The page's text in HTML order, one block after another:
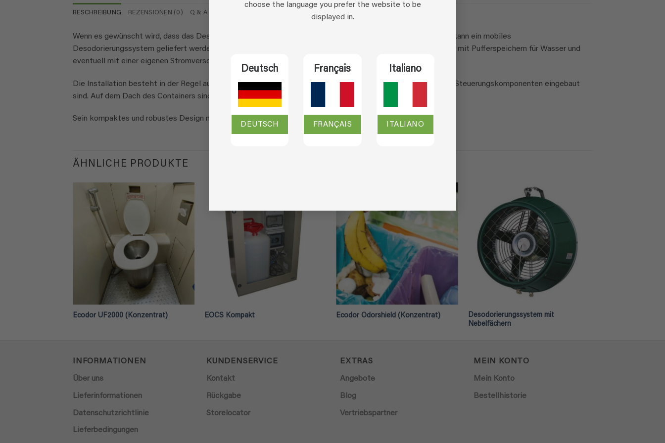
choose the language you prefer the website to be
displayed in.
Deutsch
DEUTSCH
Français
FRANÇAIS
Italiano
ITALIANO
BESCHREIBUNG REZENSIONEN (0) Q & A
Wenn es gewünscht wird, dass das Desodorierungssystem an verschiedenen Orten eingesetzt werden kann, kann ein mobiles
Desodorierungssystem geliefert werden. Es stehen verschiedene Standardsysteme zur Auswahl, die optional mit Pufferspeichern für Wasser und
eventuell mit einer eigenen Stromversorgung ausgestattet sind.
Die Installation besteht in der Regel aus einem 10- oder 20-Fuß-Standard-Seecontainer, in den alle wichtigen Steuerungskomponenten eingebaut
sind. Auf dem Dach des Containers sind 2 bis 4 Nebelgebläse montiert.
Sein kompaktes und robustes Design macht es einfach, den Standort zu wechseln.
ÄHNLICHE PRODUKTE
Ecodor UF2000 (Konzentrat) EOCS Kompakt Ecodor Odorshield (Konzentrat)
Desodorierungssystem mit
Nebelfächern
INFORMATIONEN
Über uns
Lieferinformationen
Datenschutzrichtlinie
Lieferbedingungen
KUNDENSERVICE
Kontakt
Rückgabe
Storelocator
EXTRAS
Angebote
Blog
Vertriebspartner
MEIN KONTO
Mein Konto
Bestellhistorie